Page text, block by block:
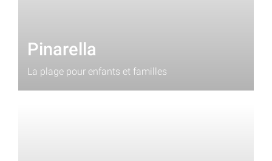
Pinarella
La plage pour enfants et familles